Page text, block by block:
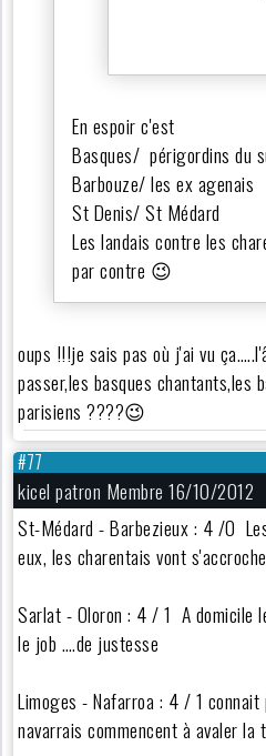
En espoir c'est
Basques/ périgordins du
Barbouze/ les ex agenais
St Denis/ St Médard
Les landais contre les
par contre 😉
oups !!!je sais pas où j'ai vu
passer,les basques chantants,les
parisiens ????😉
#77
kicel patron Membre 16/10/2012
St-Médard - Barbezieux : 4 /0
eux, les charentais vont
Sarlat - Oloron : 4 / 1 A domicile
le job ….de justesse
Limoges - Nafarroa : 4 / 1 connait
navarrais commencent à avaler la